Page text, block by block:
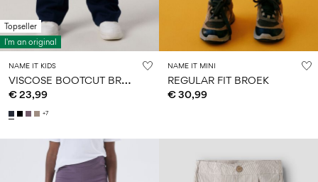
Topseller
I'm an original
NAME IT KIDS
V
ISCOSE BOOTCUT BROEK
€ 23,99
+7
NAME IT MINI
REGULAR FIT BROEK
€ 30,99